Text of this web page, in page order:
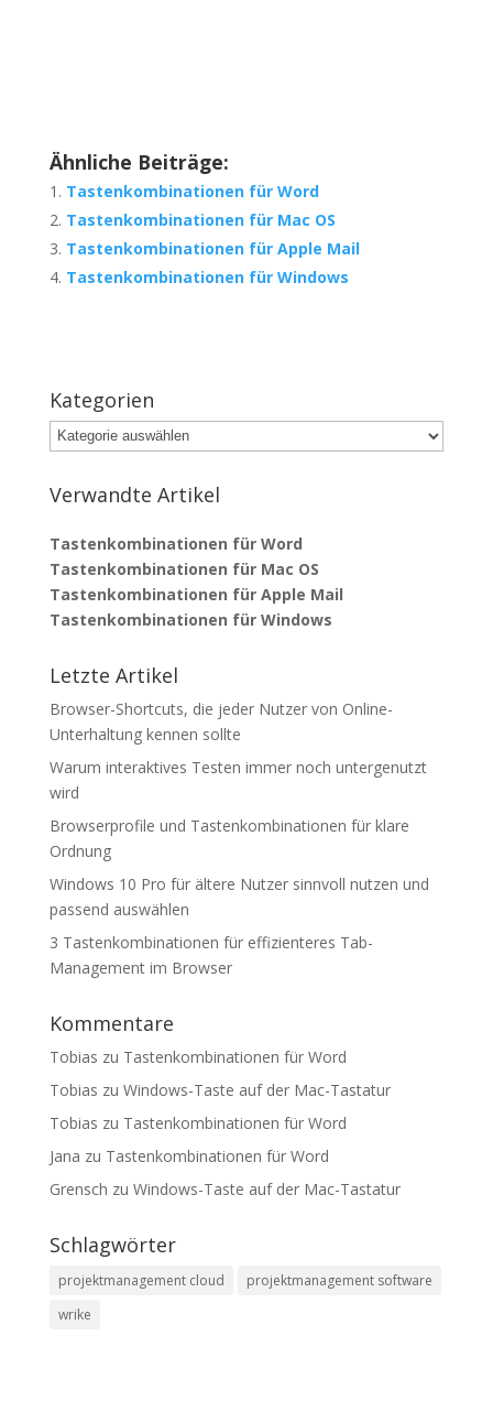
Ähnliche Beiträge:
Tastenkombinationen für Word
Tastenkombinationen für Mac OS
Tastenkombinationen für Apple Mail
Tastenkombinationen für Windows
Kategorien
Kategorien
Verwandte Artikel
Tastenkombinationen für Word
Tastenkombinationen für Mac OS
Tastenkombinationen für Apple Mail
Tastenkombinationen für Windows
Letzte Artikel
Browser-Shortcuts, die jeder Nutzer von Online-
Unterhaltung kennen sollte
Warum interaktives Testen immer noch untergenutzt
wird
Browserprofile und Tastenkombinationen für klare
Ordnung
Windows 10 Pro für ältere Nutzer sinnvoll nutzen und
passend auswählen
3 Tastenkombinationen für effizienteres Tab-
Management im Browser
Kommentare
Tobias zu Tastenkombinationen für Word
Tobias zu Windows-Taste auf der Mac-Tastatur
Tobias zu Tastenkombinationen für Word
Jana zu Tastenkombinationen für Word
Grensch zu Windows-Taste auf der Mac-Tastatur
Schlagwörter
projektmanagement cloud
projektmanagement software
wrike